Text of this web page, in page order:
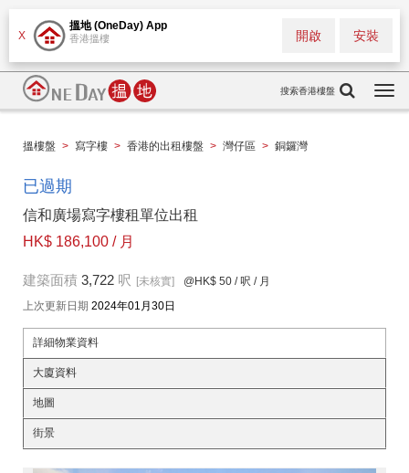
X
搵地 (OneDay) App
香港搵樓 安裝
開啟
搜索香港樓盤
搵樓盤 > 寫字樓 > 香港的出租樓盤 > 灣仔區 > 銅鑼灣
已過期
信和廣場寫字樓租單位出租
HK$ 186,100 / 月
建築面積 3,722 呎 [未核實] @HK$ 50 / 呎 / 月
上次更新日期 2024年01月30日
詳細物業資料
大廈資料
地圖
街景